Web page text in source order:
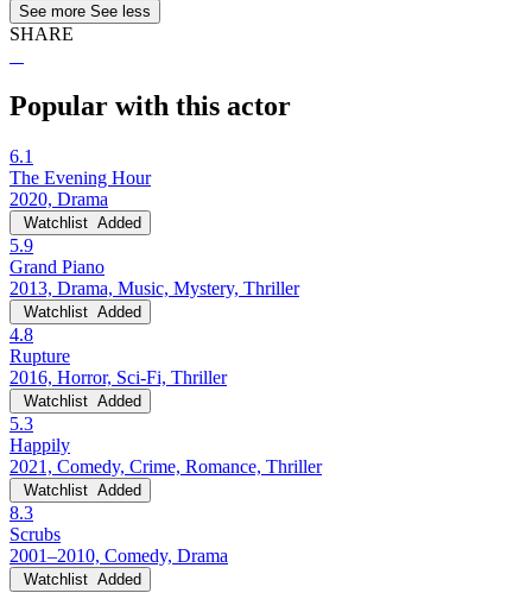
See more See less
SHARE
Popular with this actor
6.1
The Evening Hour
2020, Drama
Watchlist Added
5.9
Grand Piano
2013, Drama, Music, Mystery, Thriller
Watchlist Added
4.8
Rupture
2016, Horror, Sci-Fi, Thriller
Watchlist Added
5.3
Happily
2021, Comedy, Crime, Romance, Thriller
Watchlist Added
8.3
Scrubs
2001–2010, Comedy, Drama
Watchlist Added